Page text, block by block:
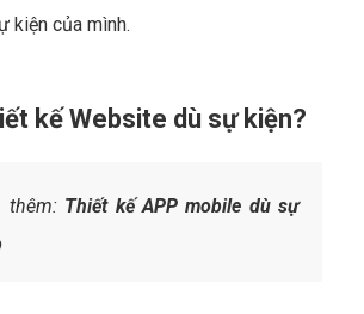
kiện của mình.
kế Website dù sự kiện?
thêm: Thiết kế APP mobile dù sự